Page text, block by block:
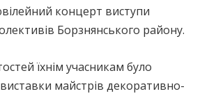
концерт виступи
Борзнянського району.
їхнім учасникам було
майстрів декоративно-